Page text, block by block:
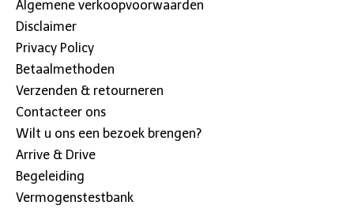
Algemene verkoopvoorwaarden
Disclaimer
Privacy Policy
Betaalmethoden
Verzenden & retourneren
Contacteer ons
Wilt u ons een bezoek brengen?
Arrive & Drive
Begeleiding
Vermogenstestbank